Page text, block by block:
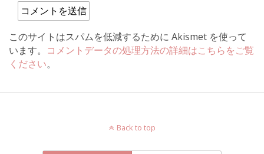
このサイトはスパムを低減するために Akismet を使って
います。 コメントデータの処理方法の詳細はこちらをご覧
ください。
Back to top